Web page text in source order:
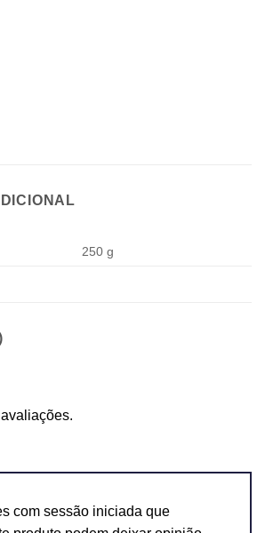
250 g
com sessão iniciada que